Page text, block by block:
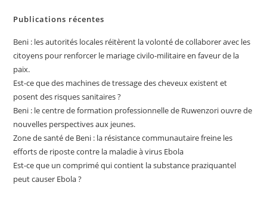
Publications récentes
Beni : les autorités locales réitèrent la volonté de collaborer avec les
citoyens pour renforcer le mariage civilo-militaire en faveur de la
paix.
Est-ce que des machines de tressage des cheveux existent et
posent des risques sanitaires ?
Beni : le centre de formation professionnelle de Ruwenzori ouvre de
nouvelles perspectives aux jeunes.
Zone de santé de Beni : la résistance communautaire freine les
efforts de riposte contre la maladie à virus Ebola
Est-ce que un comprimé qui contient la substance praziquantel
peut causer Ebola ?